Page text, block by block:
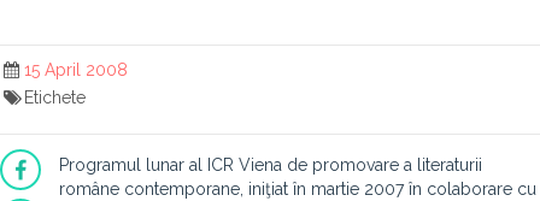
15 April 2008
Etichete
Programul lunar al ICR Viena de promovare a literaturii
române contemporane, iniţiat în martie 2007 în colaborare cu